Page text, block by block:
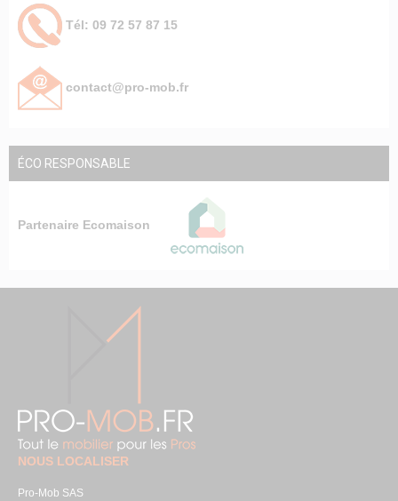
Tél: 09 72 57 87 15
contact@pro-mob.fr
ÉCO RESPONSABLE
Partenaire Ecomaison
NOUS LOCALISER
Pro-Mob SAS